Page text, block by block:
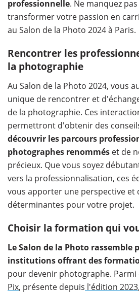
professionnelle. Ne manquez
transformer votre passion en
au Salon de la Photo 2024 à Paris.
Rencontrer les
la photographie
Au Salon de la Photo 2024, vous
unique de rencontrer et
de la photographie. Ces
permettront d'obtenir des
découvrir les parcours
photographes renommés et de
précieux. Que vous soyez
vers la professionnalisation, ces
vous apporter une perspective et
déterminantes pour votre projet.
Choisir la formation qui
Le Salon de la Photo rassemble
institutions offrant des
pour devenir photographe. Parmi
Pix, présente depuis l'édition 2023